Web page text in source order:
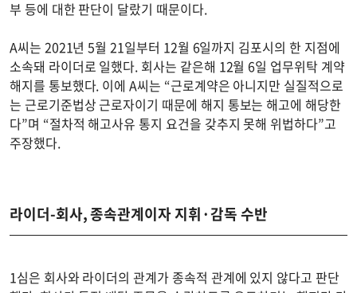
부 등에 대한 판단이 달랐기 때문이다.
A씨는 2021년 5월 21일부터 12월 6일까지 김포시의 한 지점에
소속돼 라이더로 일했다. 회사는 같은해 12월 6일 업무위탁 계약
해지를 통보했다. 이에 A씨는 “근로계약은 아니지만 실질적으로
는 근로기준법상 근로자이기 때문에 해지 통보는 해고에 해당한
다”며 “절차적 해고사유 통지 요건을 갖추지 못해 위법하다”고
주장했다.
라이더-회사, 종속관계이자 지휘·감독 수반
1심은 회사와 라이더의 관계가 종속적 관계에 있지 않다고 판단